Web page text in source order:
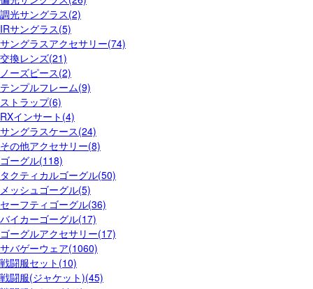
調光サングラス(2)
IRサングラス(5)
サングラスアクセサリー(74)
交換レンズ(21)
ノーズピース(2)
テンプルフレーム(9)
ストラップ(6)
RXインサート(4)
サングラスケース(24)
その他アクセサリー(8)
ゴーグル(118)
タクティカルゴーグル(50)
メッシュゴーグル(5)
セーフティゴーグル(36)
バイカーゴーグル(17)
ゴーグルアクセサリー(17)
サバゲーウェア(1060)
戦闘服セット(10)
戦闘服(ジャケット)(45)